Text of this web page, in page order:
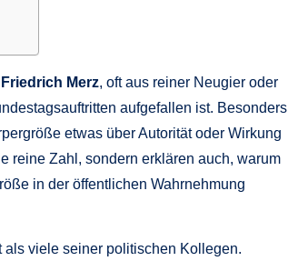
Merz, oft aus reiner Neugier oder
aufgefallen ist. Besonders
etwas über Autorität oder Wirkung
reine Zahl, sondern erklären auch, warum
in der öffentlichen Wahrnehmung
als viele seiner politischen Kollegen.